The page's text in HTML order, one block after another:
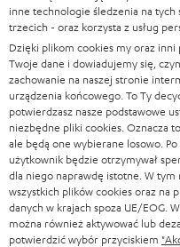
e
t
t
e
r
a
SOUNDBARY
GŁOŚNIKI HIFI
SMART HOME
BLUETOOTH
SŁUCHAWKI
SŁUCHAWKI BLUETOOTH
KARIERA
KONTAKT PRASOWY
B2B
BLOG
NEWSLETTER
SKLEPY
NIEMCY
AUSTRIA
SZWAJCARIA
HOLANDIA
BELGIA
inne technologie śledzenia na
trzecich - oraz korzysta z usług
Dzięki plikom cookies my oraz
Twoje dane i dowiadujemy się,
zachowanie na naszej stronie
urządzenia końcowego. To Ty
potwierdzasz nasze podstawowe
niezbędne pliki cookies. Oznacza
ale będą one wybierane losowo.
użytkownik będzie otrzymywał
dla niego naprawdę istotne. W tym
wszystkich plików cookies oraz na
danych w krajach spoza UE/EOG.
można również aktywować lub
potwierdzić wybór przyciskiem